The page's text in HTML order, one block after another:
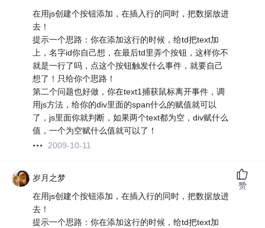
在用js创建个按钮添加，在插入行的同时，把数据放进
去！
提示一个思路：你在添加这行的时候，给td把text加
上，名字id你自己想，在最后td里弄个按钮，这样你不
就是一行了吗，点这个按钮触发什么事件，就要自己
想了！只给你个思路！
第二个问题也好做，你在text1捕获鼠标离开事件，调
用js方法，给你的div里面的span什么的赋值就可以
了，js里面你就判断，如果两个text都为空，div赋什么
值，一个为空赋什么值就可以了！
2009-10-11
岁月之梦
在用js创建个按钮添加，在插入行的同时，把数据放进
去！
提示一个思路：你在添加这行的时候，给td把text加
赞